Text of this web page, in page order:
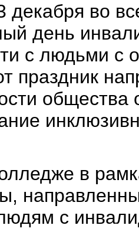
во
день
с людьми с
праздник
общества
в
с